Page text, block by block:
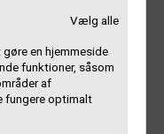
Vælg alle
en hjemmeside
funktioner, såsom
af
fungere optimalt